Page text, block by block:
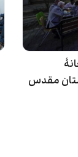
مقدس